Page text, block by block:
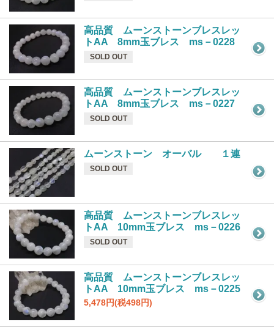
高品質 ムーンストーンブレスレッ
トAA 8mm玉ブレス ms－0228
SOLD OUT
高品質 ムーンストーンブレスレッ
トAA 8mm玉ブレス ms－0227
SOLD OUT
ムーンストーン オーバル １連
SOLD OUT
高品質 ムーンストーンブレスレッ
トAA 10mm玉ブレス ms－0226
SOLD OUT
高品質 ムーンストーンブレスレッ
トAA 10mm玉ブレス ms－0225
5,478円(税498円)